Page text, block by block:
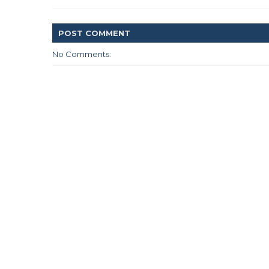
POST COMMENT
No Comments: